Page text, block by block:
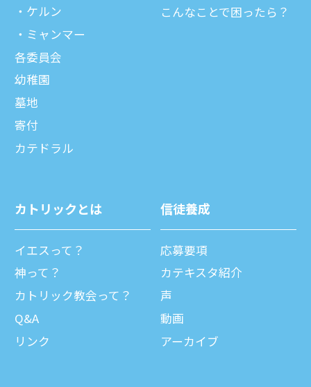
ケルン
ミャンマー
各委員会
幼稚園
墓地
寄付
カテドラル
こんなことで困ったら？
カトリックとは
イエスって？
神って？
カトリック教会って？
Q&A
リンク
信徒養成
応募要項
カテキスタ紹介
声
動画
アーカイブ